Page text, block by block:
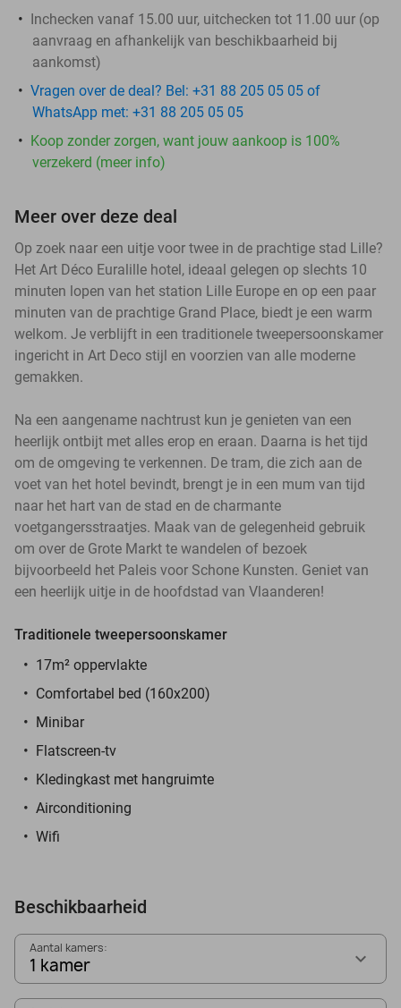
Inchecken vanaf 15.00 uur, uitchecken tot 11.00 uur (op
aanvraag en afhankelijk van beschikbaarheid bij
aankomst)
Vragen over de deal? Bel: +31 88 205 05 05 of
WhatsApp met: +31 88 205 05 05
Koop zonder zorgen, want jouw aankoop is 100%
verzekerd (meer info)
Meer over deze deal
Op zoek naar een uitje voor twee in de prachtige stad Lille?
Het Art Déco Euralille hotel, ideaal gelegen op slechts 10
minuten lopen van het station Lille Europe en op een paar
minuten van de prachtige Grand Place, biedt je een warm
welkom. Je verblijft in een traditionele tweepersoonskamer
ingericht in Art Deco stijl en voorzien van alle moderne
gemakken.
Na een aangename nachtrust kun je genieten van een
heerlijk ontbijt met alles erop en eraan. Daarna is het tijd
om de omgeving te verkennen. De tram, die zich aan de
voet van het hotel bevindt, brengt je in een mum van tijd
naar het hart van de stad en de charmante
voetgangersstraatjes. Maak van de gelegenheid gebruik
om over de Grote Markt te wandelen of bezoek
bijvoorbeeld het Paleis voor Schone Kunsten. Geniet van
een heerlijk uitje in de hoofdstad van Vlaanderen!
Traditionele tweepersoonskamer
17m² oppervlakte
Comfortabel bed (160x200)
Minibar
Flatscreen-tv
Kledingkast met hangruimte
Airconditioning
Wifi
Beschikbaarheid
Aantal kamers:
1 kamer